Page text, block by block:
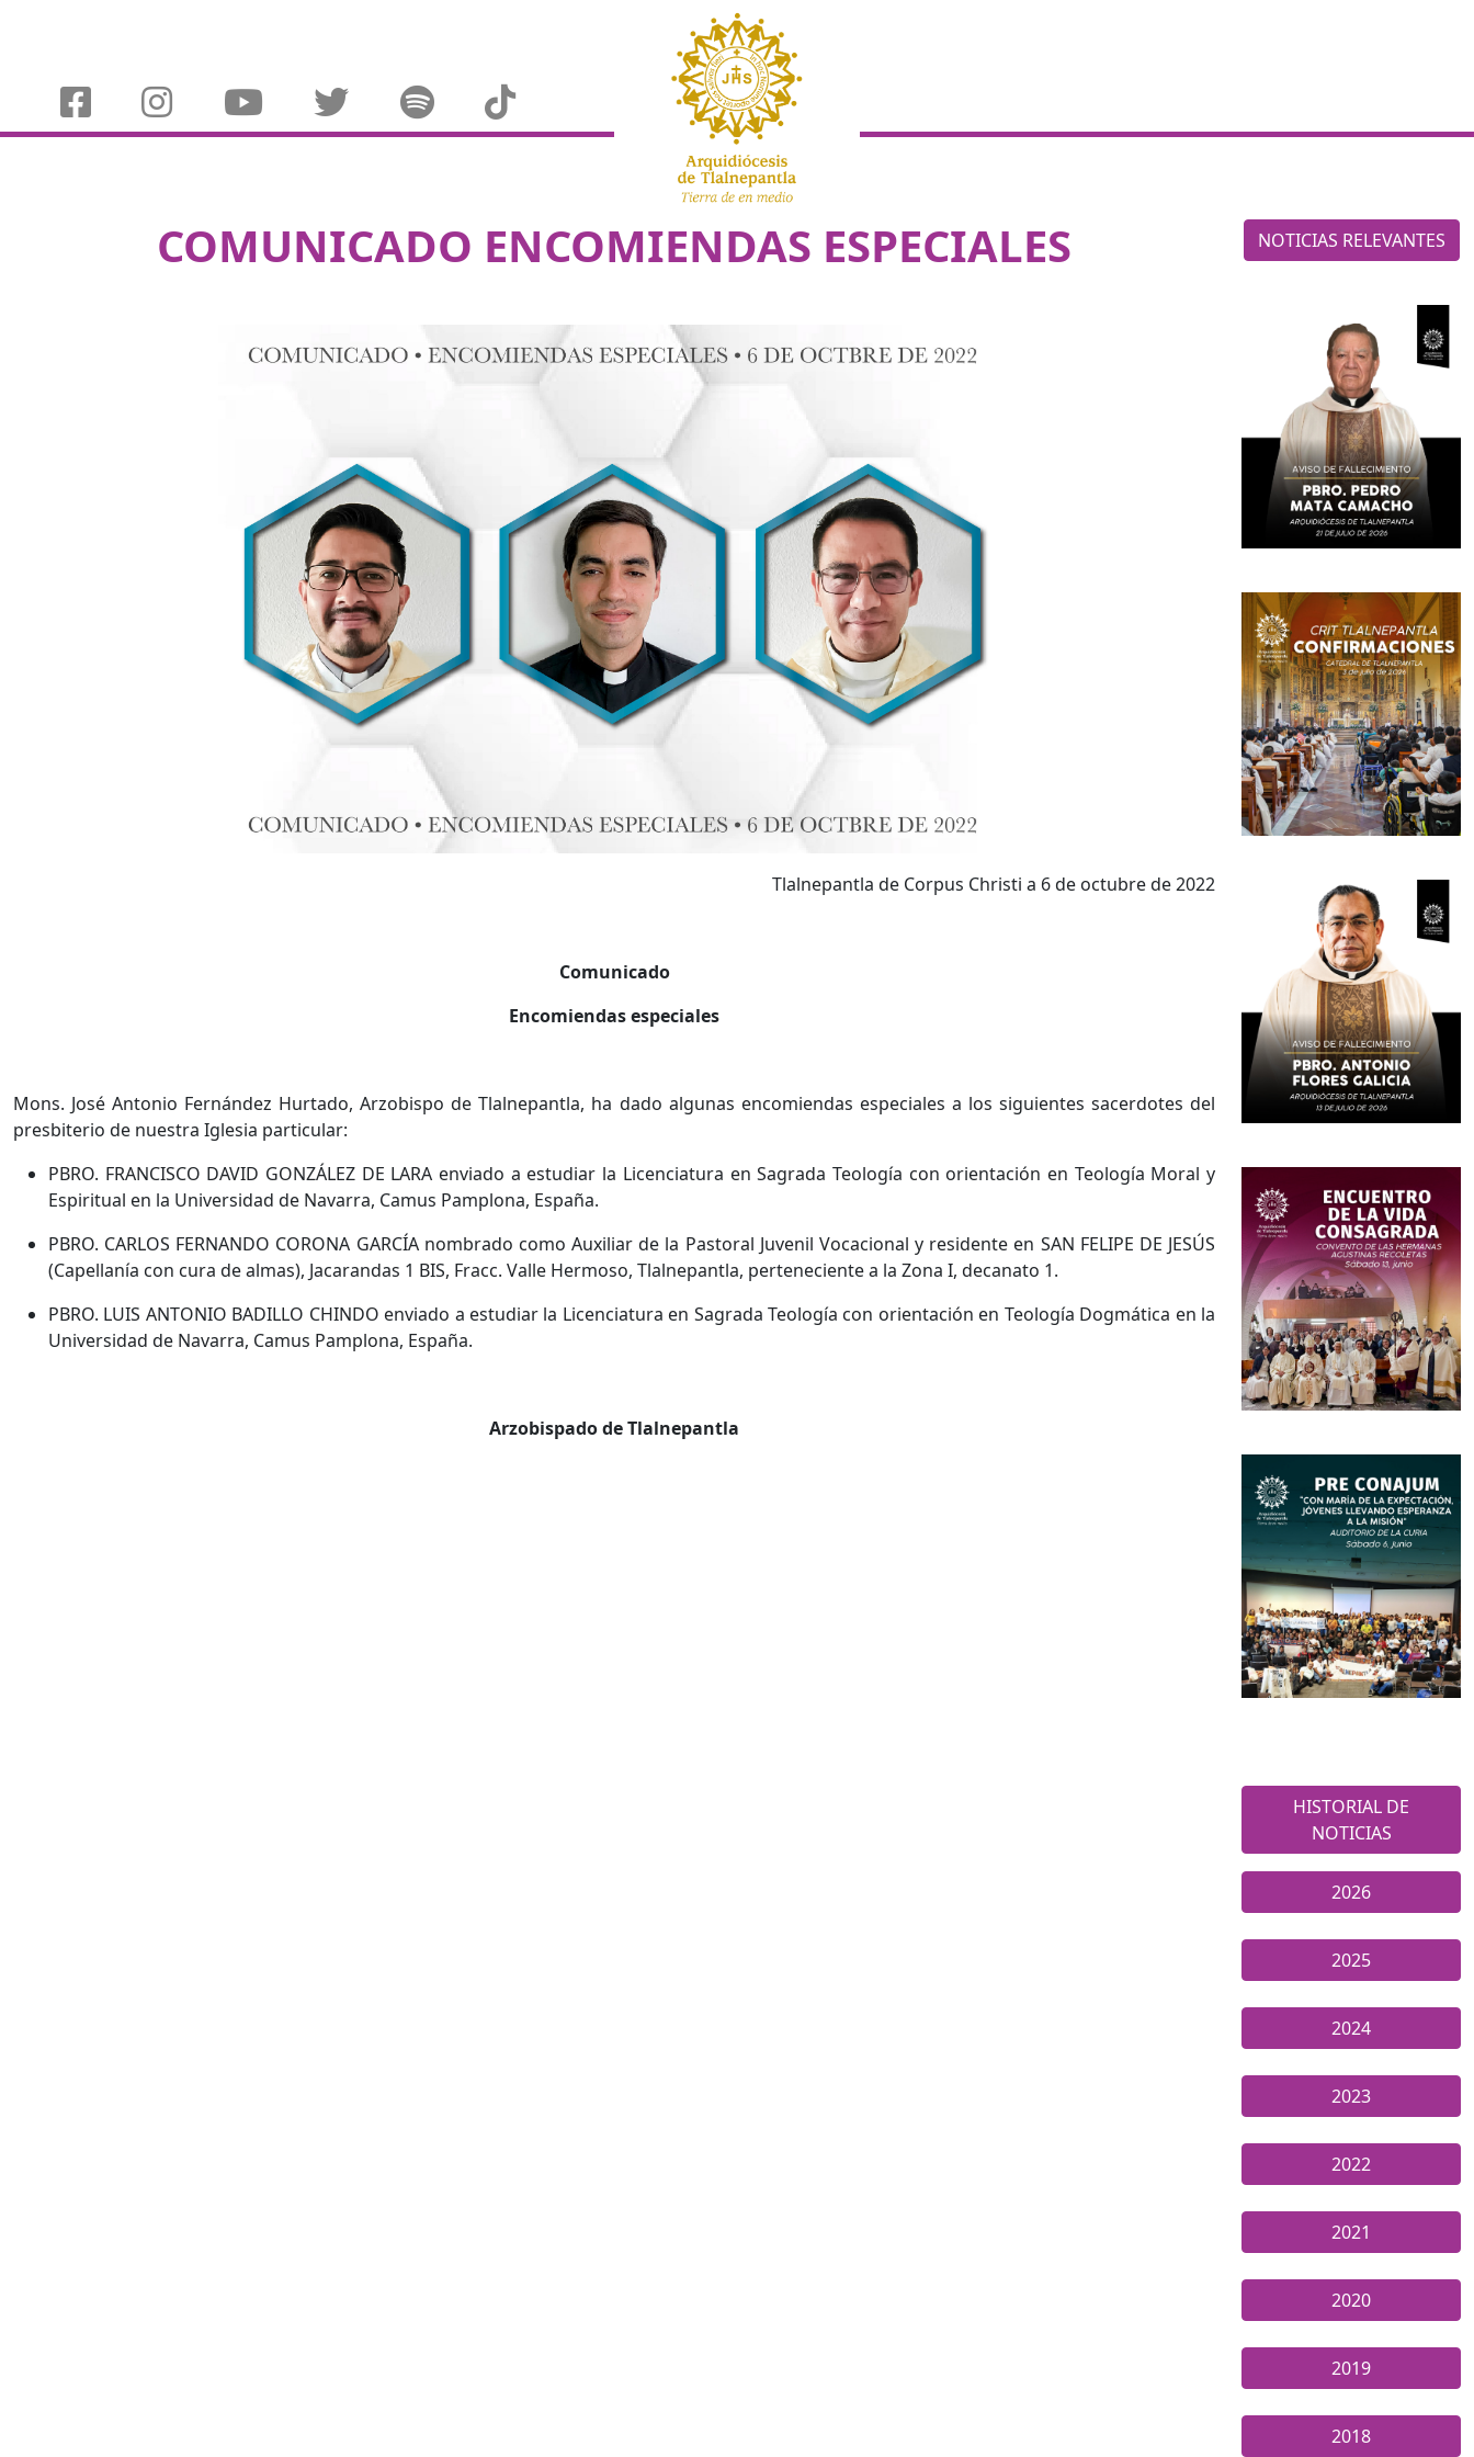
COMUNICADO ENCOMIENDAS ESPECIALES
Tlalnepantla de Corpus Christi a 6 de octubre de 2022
Comunicado
Encomiendas especiales
Mons. José Antonio Fernández Hurtado, Arzobispo de Tlalnepantla, ha dado algunas encomiendas especiales a los siguientes sacerdotes del
presbiterio de nuestra Iglesia particular:
PBRO. FRANCISCO DAVID GONZÁLEZ DE LARA enviado a estudiar la Licenciatura en Sagrada Teología con orientación en Teología Moral y
Espiritual en la Universidad de Navarra, Camus Pamplona, España.
PBRO. CARLOS FERNANDO CORONA GARCÍA nombrado como Auxiliar de la Pastoral Juvenil Vocacional y residente en SAN FELIPE DE JESÚS
(Capellanía con cura de almas), Jacarandas 1 BIS, Fracc. Valle Hermoso, Tlalnepantla, perteneciente a la Zona I, decanato 1.
PBRO. LUIS ANTONIO BADILLO CHINDO enviado a estudiar la Licenciatura en Sagrada Teología con orientación en Teología Dogmática en la
Universidad de Navarra, Camus Pamplona, España.
Arzobispado de Tlalnepantla
NOTICIAS RELEVANTES
HISTORIAL DE
NOTICIAS
2026
2025
2024
2023
2022
2021
2020
2019
2018